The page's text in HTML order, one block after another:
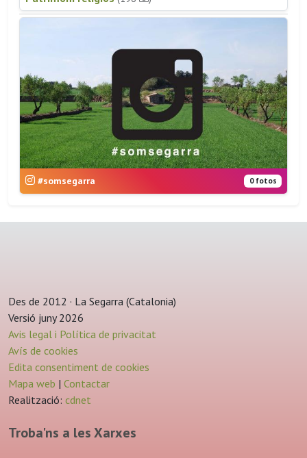
#somsegarra 0 fotos
Des de 2012 · La Segarra (Catalonia)
Versió juny 2026
Avis legal i Política de privacitat
Avís de cookies
Edita consentiment de cookies
Mapa web | Contactar
Realització: cdnet
Troba'ns a les Xarxes